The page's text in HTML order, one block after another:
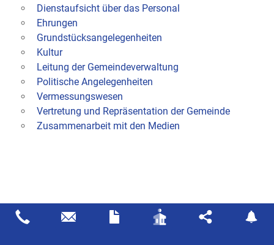
Dienstaufsicht über das Personal
Ehrungen
Grundstücksangelegenheiten
Kultur
Leitung der Gemeindeverwaltung
Politische Angelegenheiten
Vermessungswesen
Vertretung und Repräsentation der Gemeinde
Zusammenarbeit mit den Medien